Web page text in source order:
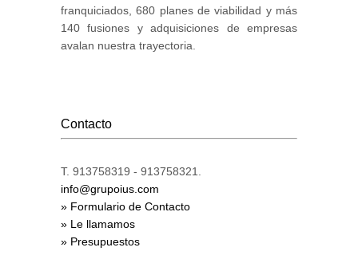
franquiciados, 680 planes de viabilidad y más
140 fusiones y adquisiciones de empresas
avalan nuestra trayectoria.
Contacto
T. 913758319 - 913758321.
info@grupoius.com
» Formulario de Contacto
» Le llamamos
» Presupuestos